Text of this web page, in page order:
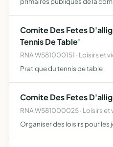
Comite Des Fetes
Tennis De Table'
RNA W581000151 · Loisirs et
Pratique du tennis de table
Comite Des Fetes
RNA W581000025 · Loisirs et
Organiser des loisirs pour les